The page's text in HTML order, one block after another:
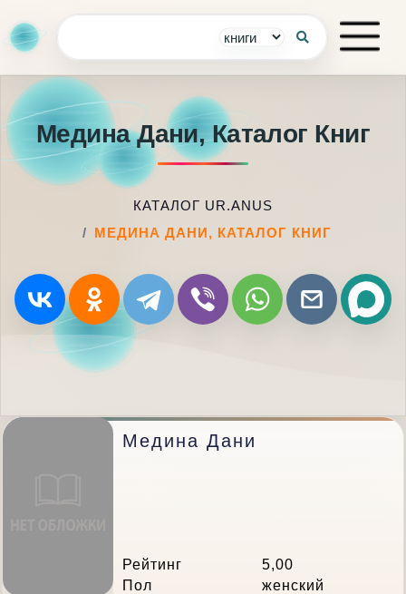
Медина Дани, Каталог Книг
КАТАЛОГ UR.ANUS
МЕДИНА ДАНИ, КАТАЛОГ КНИГ
Медина Дани
Рейтинг
5,00
Пол
женский